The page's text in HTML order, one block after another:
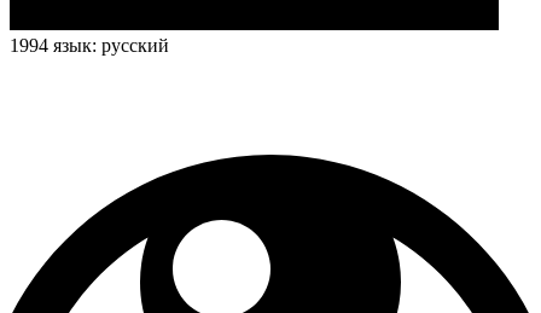
1994 язык: русский